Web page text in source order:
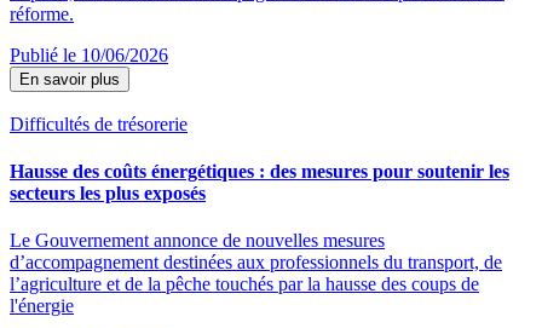
réforme.
Publié le 10/06/2026
En savoir plus
Difficultés de trésorerie
Hausse des coûts énergétiques : des mesures pour soutenir les
secteurs les plus exposés
Le Gouvernement annonce de nouvelles mesures
d’accompagnement destinées aux professionnels du transport, de
l’agriculture et de la pêche touchés par la hausse des coups de
l'énergie